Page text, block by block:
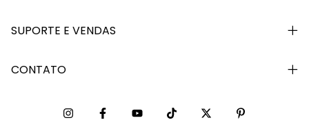
SUPORTE E VENDAS
CONTATO